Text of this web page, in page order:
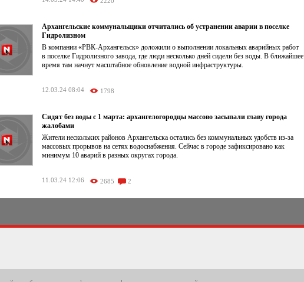
Архангельские коммунальщики отчитались об устранении аварии в поселке
Гидролизном
В компании «РВК-Архангельск» доложили о выполнении локальных аварийных работ
в поселке Гидролизного завода, где люди несколько дней сидели без воды. В ближайшее
время там начнут масштабное обновление водной инфраструктуры.
12.03.24 08:04 1798
Сидят без воды с 1 марта: архангелогородцы массово засыпали главу города
жалобами
Жители нескольких районов Архангельска остались без коммунальных удобств из-за
массовых прорывов на сетях водоснабжения. Сейчас в городе зафиксировано как
минимум 10 аварий в разных округах города.
11.03.24 12:06 2685 2